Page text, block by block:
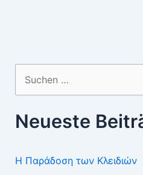
Suchen
nach:
Neueste
Η Παράδοση των Κλειδιών